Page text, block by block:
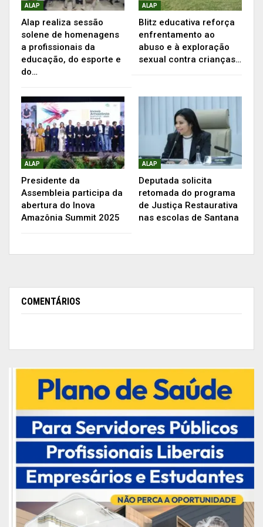
Amapá” que se destacaram através de suas
histórias e representaram tradições, memórias,
cultura, regiões e atividades essenciais para
formação do Amapá.
Honra, destacaram a importância deste
momento, por ser uma sessão solene histórica,
que reuniu no Plenário os poderes federais,
estaduais, municipais e sociedade civil com o
mesmo sentimento de celebrar este dia.
Para o deputado Paulo Lemos (Psol), que na
sessão solene representou o Presidente Kaká
oportunidade de presidir esta sessão. O Amapá
Pará e se tornou autônomo”.
A programação, deste 13 de setembro de 2021,
começou cedo, ãs 7h da manhã, com a alvorada
em frente ao prédio do Mercado Central de
Macapá, monumento histórico. Ali houve a
apresentação da banda da Guarda Municipal, o
ALAP
Alap realiza sessão
solene de homenagens
a profissionais da
educação, do esporte e
do…
ALAP
Blitz educativa reforça
enfrentamento ao
abuso e à exploração
sexual contra crianças…
ALAP
Presidente da
Assembleia participa da
abertura do Inova
Amazônia Summit 2025
ALAP
Deputada solicita
retomada do programa
de Justiça Restaurativa
nas escolas de Santana
COMENTÁRIOS